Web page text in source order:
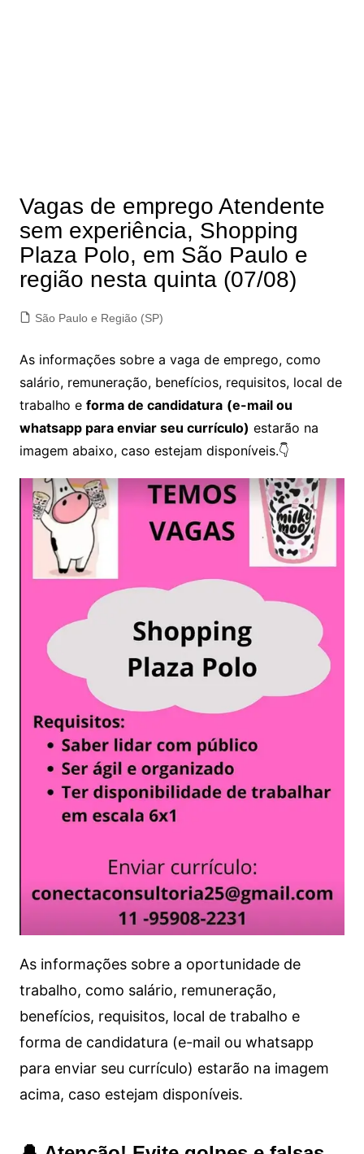
Vagas de emprego Atendente
sem experiência, Shopping
Plaza Polo, em São Paulo e
região nesta quinta (07/08)
São Paulo e Região (SP)
As informações sobre a vaga de emprego, como
salário, remuneração, benefícios, requisitos, local de
trabalho e forma de candidatura (e-mail ou
whatsapp para enviar seu currículo) estarão na
imagem abaixo, caso estejam disponíveis.👇
As informações sobre a oportunidade de
trabalho, como salário, remuneração,
benefícios, requisitos, local de trabalho e
forma de candidatura (e-mail ou whatsapp
para enviar seu currículo) estarão na imagem
acima, caso estejam disponíveis.